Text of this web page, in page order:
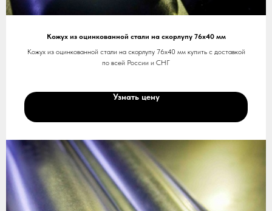
Кожух из оцинкованной стали на скорлупу 76х40 мм
Кожух из оцинкованной стали на скорлупу 76х40 мм купить с доставкой
по всей России и СНГ
Узнать цену